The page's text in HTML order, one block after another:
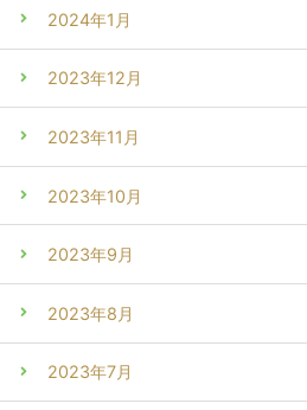
2024年1月
2023年12月
2023年11月
2023年10月
2023年9月
2023年8月
2023年7月